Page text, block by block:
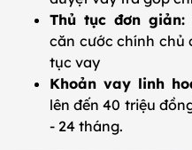
Thủ tục đơn giản:
căn cước chính chủ
tục vay
Khoản vay linh
lên đến 40 triệu
- 24 tháng.